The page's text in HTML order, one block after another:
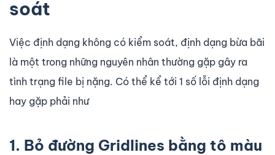
soát
Việc định dạng không có kiểm soát, định dạng bừa bãi
là một trong những nguyên nhân thường gặp gây ra
tình trạng file bị nặng. Có thể kể tới 1 số lỗi định dạng
hay gặp phải như
1. Bỏ đường Gridlines bằng tô màu